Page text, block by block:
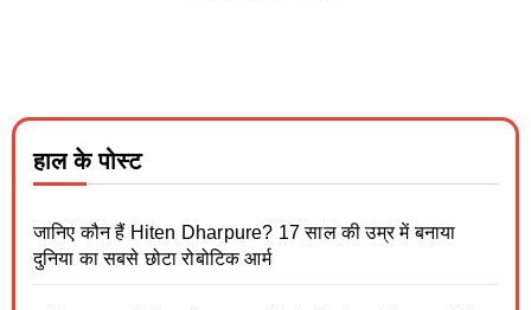
हाल के पोस्ट
जानिए कौन हैं Hiten Dharpure? 17 साल की उम्र में बनाया
दुनिया का सबसे छोटा रोबोटिक आर्म